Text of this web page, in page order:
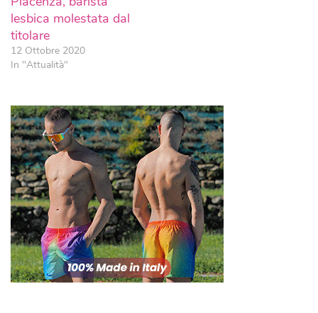
lesbica molestata dal
titolare
12 Ottobre 2020
In "Attualità"